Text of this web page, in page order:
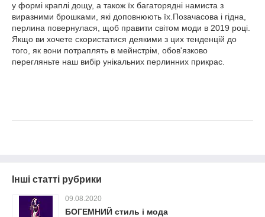
у формі краплі дощу, а також їх багаторядні намиста з
виразними брошками, які доповнюють їх.Позачасова і гідна,
перлина повернулася, щоб правити світом моди в 2019 році.
Якщо ви хочете скористатися деякими з цих тенденцій до
того, як вони потраплять в мейнстрім, обов'язково
перегляньте наш вибір унікальних перлинних прикрас.
Інші статті рубрики
09.08.2020
БОГЕМНИЙ стиль і мода